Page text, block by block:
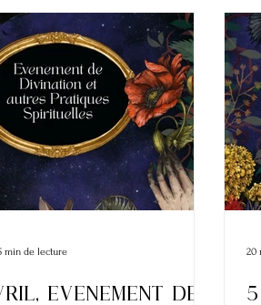
EvEnement de
min de lecture 20